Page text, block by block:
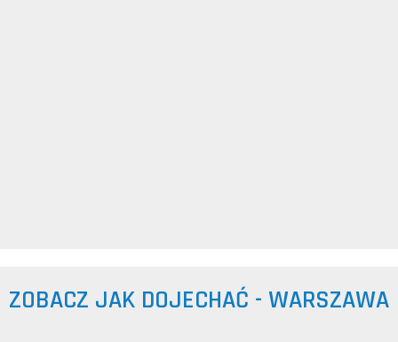
ZOBACZ JAK DOJECHAĆ - WARSZAWA